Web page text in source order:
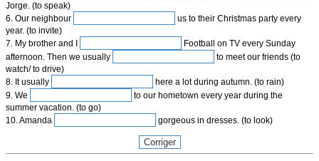
Jorge. (to speak)
6. Our neighbour
us to their Christmas party every
year. (to invite)
7. My brother and I
Football on TV every Sunday
afternoon. Then we usually
to meet our friends (to
watch/ to drive)
8. It usually
here a lot during autumn. (to rain)
9. We
to our hometown every year during the
summer vacation. (to go)
10. Amanda
gorgeous in dresses. (to look)